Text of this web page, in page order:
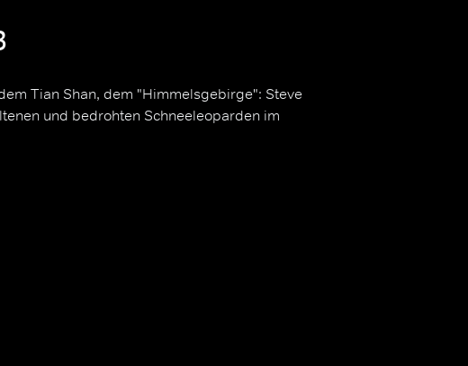
Tian Shan, dem "Himmelsgebirge": Steve
und bedrohten Schneeleoparden im